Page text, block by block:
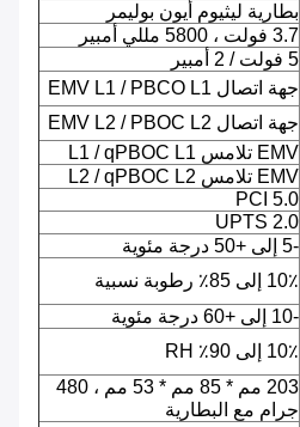
بطارية ليثيوم أيون بوليمر
3.7 فولت ، 5800 مللي أمبير
5 فولت / 2 أمبير
جهة اتصال EMV L1 / PBCO L1
جهة اتصال EMV L2 / PBOC L2
EMV تلامس L1 / qPBOC L1
EMV تلامس L2 / qPBOC L2
PCI 5.0
UPTS 2.0
-5 إلى +50 درجة مئوية
10٪ إلى 85٪ رطوبة نسبية
-10 إلى +60 درجة مئوية
10٪ إلى 90٪ RH
203 مم * 85 مم * 53 مم ، 480
جرام مع البطارية